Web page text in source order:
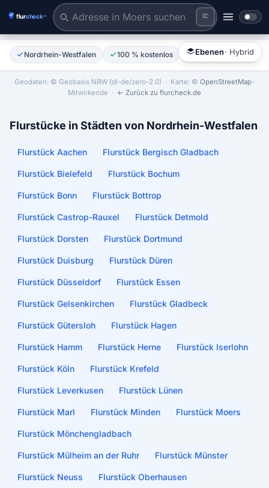
Tiles © Esri | Labels © Esri
Flurstück anklicken
Ebenen· Hybrid
Nordrhein-Westfalen 100 % kostenlos Ohne Anmeldung
Geodaten: © Geobasis NRW (dl-de/zero-2.0) · Karte: © OpenStreetMap-
Mitwirkende · ← Zurück zu flurcheck.de
Flurstücke in Städten von Nordrhein-Westfalen
Flurstück Aachen Flurstück Bergisch Gladbach
Flurstück Bielefeld Flurstück Bochum
Flurstück Bonn Flurstück Bottrop
Flurstück Castrop-Rauxel Flurstück Detmold
Flurstück Dorsten Flurstück Dortmund
Flurstück Duisburg Flurstück Düren
Flurstück Düsseldorf Flurstück Essen
Flurstück Gelsenkirchen Flurstück Gladbeck
Flurstück Gütersloh Flurstück Hagen
Flurstück Hamm Flurstück Herne Flurstück Iserlohn
Flurstück Köln Flurstück Krefeld
Flurstück Leverkusen Flurstück Lünen
Flurstück Marl Flurstück Minden Flurstück Moers
Flurstück Mönchengladbach
Flurstück Mülheim an der Ruhr Flurstück Münster
Flurstück Neuss Flurstück Oberhausen